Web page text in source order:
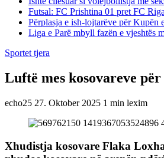
Futsal: FC Prishtina 01 pret FC
Përplasja e ish-lojtarëve për
Liga e Parë mbyll fazën e vjeshtës
Sportet tjera
Luftë mes kosovareve
echo25 27. Oktober 2025 1 min lexim
Xhudistja kosovare Flaka